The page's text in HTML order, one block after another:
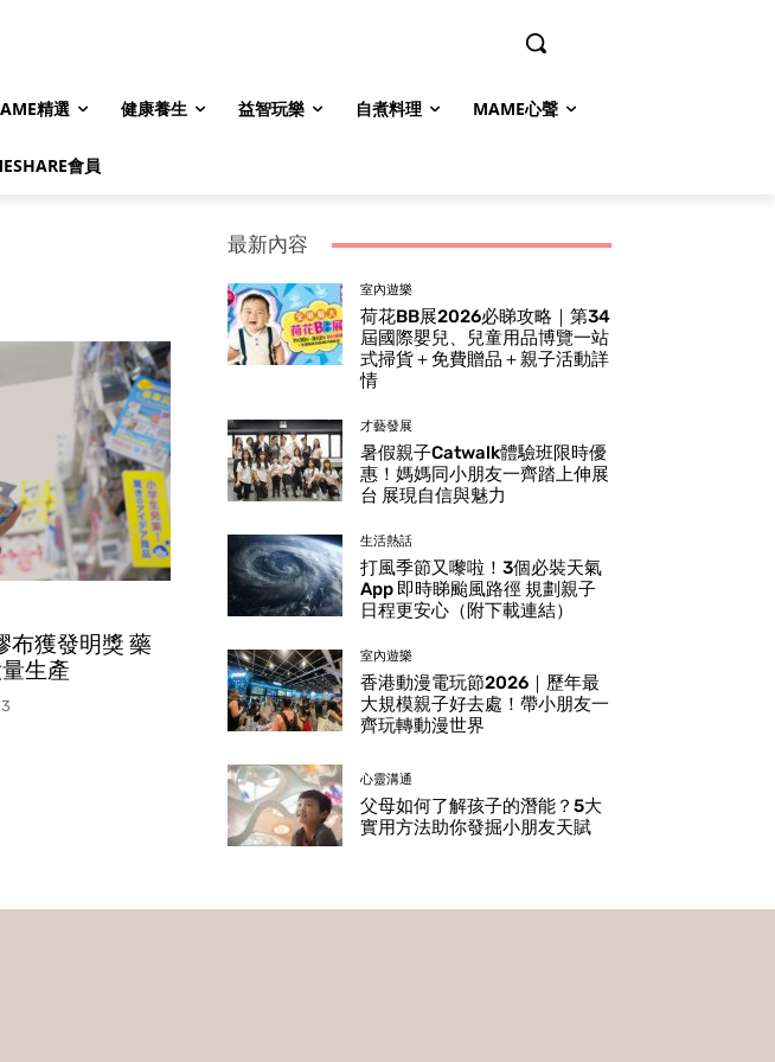
精選 健康養生 益智玩樂 自煮料理 MAME心聲
會員
布獲發明獎 藥
生產
最新內容
室內遊樂
荷花BB展2026必睇攻略｜第34
屆國際嬰兒、兒童用品博覽一站
式掃貨＋免費贈品＋親子活動詳
情
才藝發展
暑假親子Catwalk體驗班限時優
惠！媽媽同小朋友一齊踏上伸展
台 展現自信與魅力
生活熱話
打風季節又嚟啦！3個必裝天氣
App 即時睇颱風路徑 規劃親子
日程更安心（附下載連結）
室內遊樂
香港動漫電玩節2026｜歷年最
大規模親子好去處！帶小朋友一
齊玩轉動漫世界
心靈溝通
父母如何了解孩子的潛能？5大
實用方法助你發掘小朋友天賦